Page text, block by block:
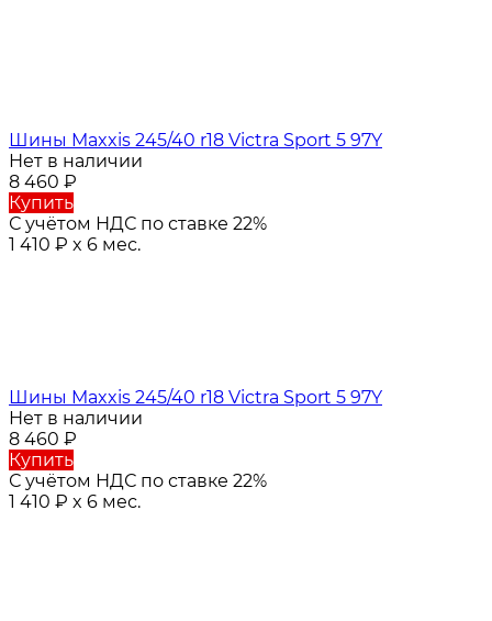
Шины Maxxis 245/40 r18 Victra Sport 5 97Y
Нет в наличии
8 460 ₽
Купить
С учётом НДС по ставке 22%
1 410 ₽ x 6 мес.
Шины Maxxis 245/40 r18 Victra Sport 5 97Y
Нет в наличии
8 460 ₽
Купить
С учётом НДС по ставке 22%
1 410 ₽ x 6 мес.